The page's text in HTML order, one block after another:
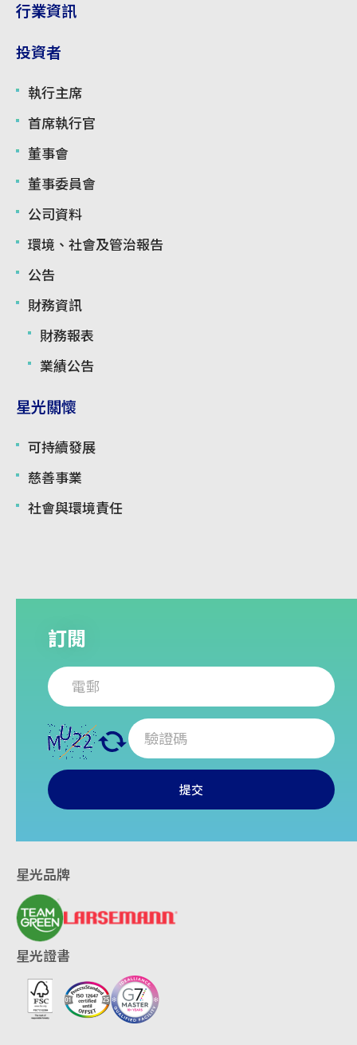
行業資訊
投資者
執行主席
首席執行官
董事會
董事委員會
公司資料
環境、社會及管治報告
公告
財務資訊
財務報表
業績公告
星光關懷
可持續發展
慈善事業
社會與環境責任
訂閱
提交
星光品牌
星光證書